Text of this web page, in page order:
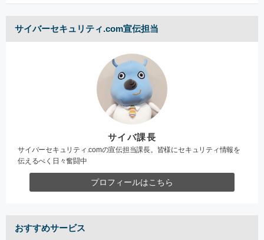
サイバーセキュリティ.com宣伝担当
サイバ課長
サイバーセキュリティ.comの宣伝担当課長。皆様にセキュリティ情報を
伝えるべく日々奮闘中
プロフィールはこちら
おすすめサービス